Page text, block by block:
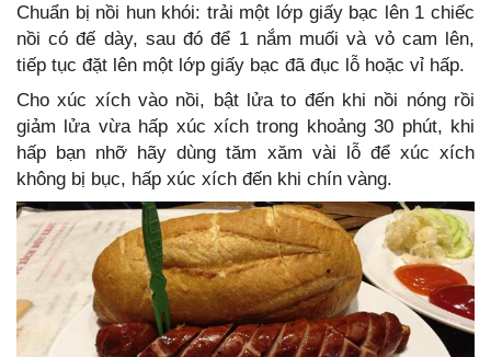
Chuẩn bị nồi hun khói: trải một lớp giấy bạc lên 1 chiếc
nồi có đế dày, sau đó để 1 nắm muối và vỏ cam lên,
tiếp tục đặt lên một lớp giấy bạc đã đục lỗ hoặc vỉ hấp.
Cho xúc xích vào nồi, bật lửa to đến khi nồi nóng rồi
giảm lửa vừa hấp xúc xích trong khoảng 30 phút, khi
hấp bạn nhỡ hãy dùng tăm xăm vài lỗ để xúc xích
không bị bục, hấp xúc xích đến khi chín vàng.